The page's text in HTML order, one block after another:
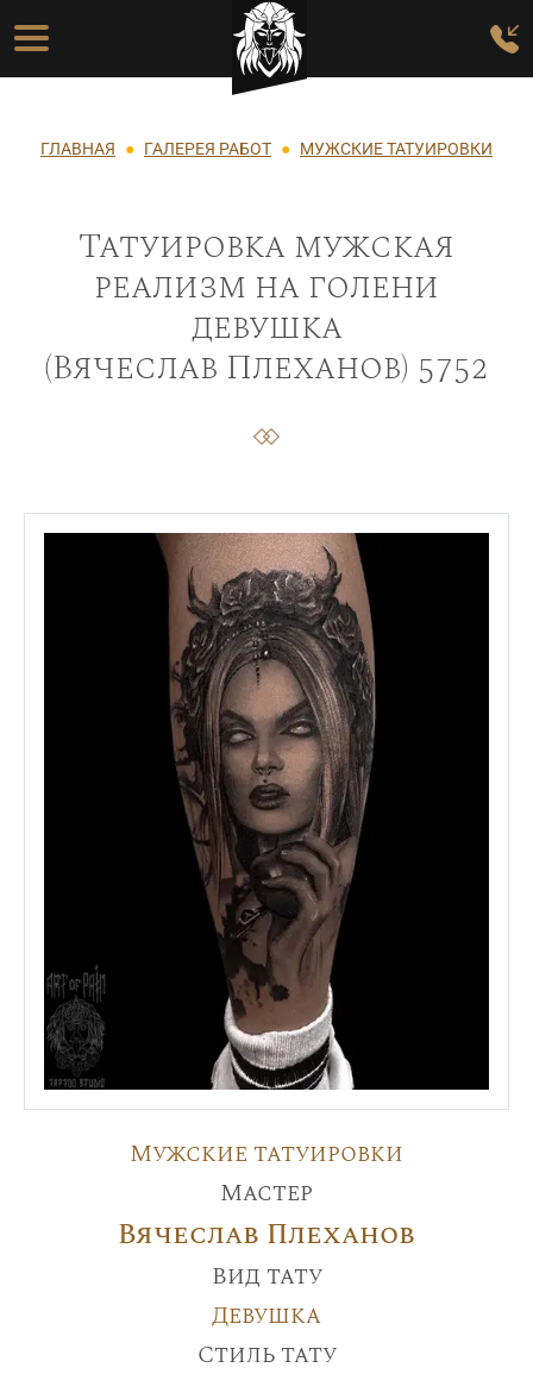
Перейти к основному содержанию
Основная навигация
Строка навигации
ГЛАВНАЯ ГАЛЕРЕЯ РАБОТ МУЖСКИЕ ТАТУИРОВКИ
Татуировка мужская
реализм на голени
девушка
(Вячеслав Плеханов) 5752
Мужские татуировки
Мастер
Вячеслав Плеханов
Вид тату
Девушка
Стиль тату